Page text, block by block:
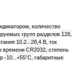
количество
групп разделов 128,
10.2...28,4 В, ток
времени CR2032, степень
-10...+55°С, габаритные